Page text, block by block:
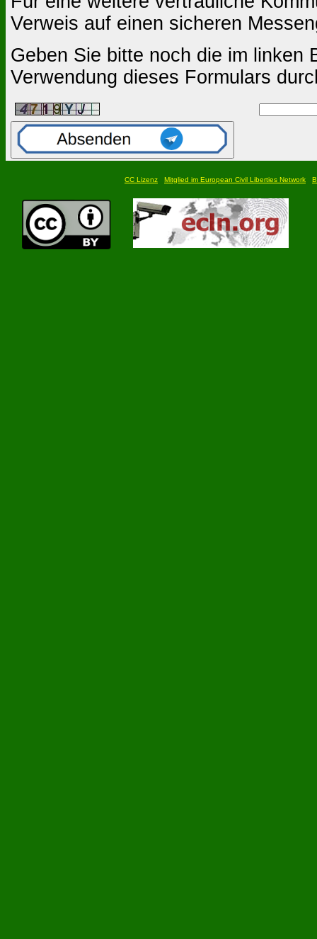
Verweis auf einen sicheren
Geben Sie bitte noch die im linken
Verwendung dieses Formulars
CC Lizenz Mitglied im European Civil Liberties Network